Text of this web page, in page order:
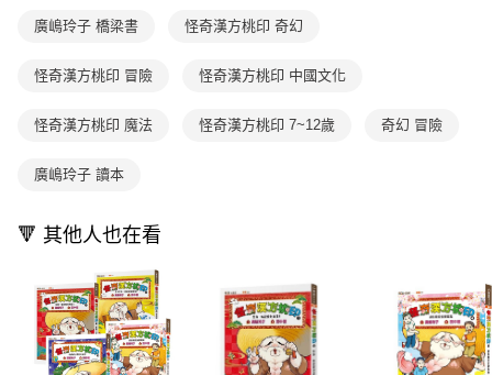
易，需依本服務之必要範圍內提供個人資料，並將交易相關給付款項請求債
２．關於個人資料處理事宜，請瀏覽以下網址：
「AFTEE先享後付」，若未經同意申辦者引起之損失，本公司不負相關責
時審查核予不同之上限額度；若仍有額度不足之情形，本公司將視審查結果
５．嚴禁一人註冊多個帳號或使用他人資訊註冊。若發現惡意使用之情形，
恩沛科技股份有限公司將有權停止該用戶之使用額度並採取法律行動。
海外包裹航空運送
廣嶋玲子 橋梁書 怪奇漢方桃印 奇幻
怪奇漢方桃印 冒險 怪奇漢方桃印 中國文化
怪奇漢方桃印 魔法 怪奇漢方桃印 7~12歲 奇幻 冒險
廣嶋玲子 讀本
🔻 其他人也在看